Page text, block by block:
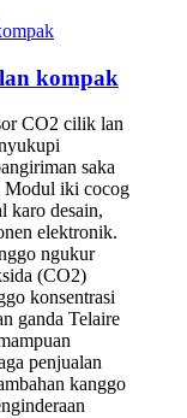
kompak
CO2 cilik lan
saka
Modul iki cocog
karo desain,
elektronik.
ngukur
(CO2)
konsentrasi
ganda Telaire
penjualan
kanggo